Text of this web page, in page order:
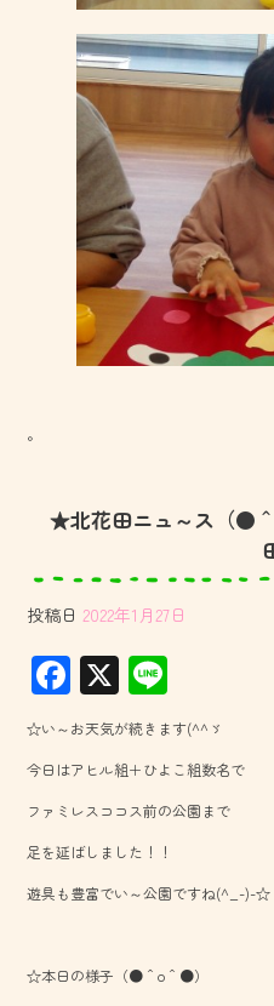
。
★北花田ニュ～ス（●
投稿日 2022年1月27日
F
ac
e
b
o
ok
X
ne
☆い～お天気が続きます(^^ゞ
今日はアヒル組＋ひよこ組数名で
ファミレスココス前の公園まで
足を延ばしました！！
遊具も豊富でい～公園ですね(^_-)-☆
☆本日の様子（●＾o＾●）